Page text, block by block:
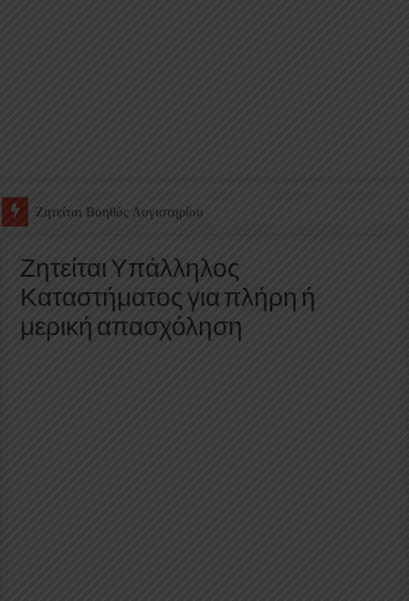
Ζητείται Υπάλληλος για γέμισμα και ανεφοδιασμό αυτόματων
Ζητείται Υπάλληλος
Καταστήματος για πλήρη ή
μερική απασχόληση